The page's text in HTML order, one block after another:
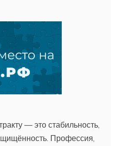
— это стабильность,
Профессия,